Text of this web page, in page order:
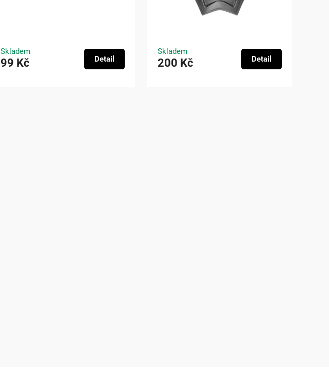
Skladem
99 Kč Detail
Skladem
200 Kč Detail